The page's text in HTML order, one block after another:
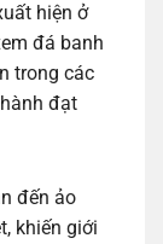
hiện ở
đá banh
trong các
đạt
đến ảo
khiến giới